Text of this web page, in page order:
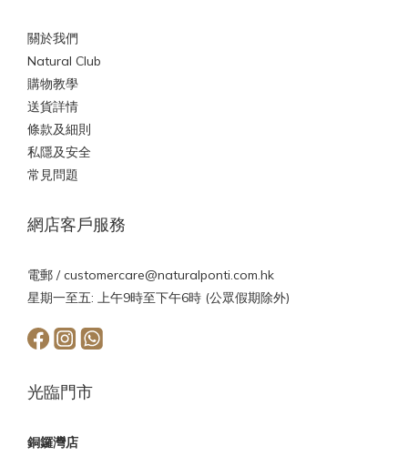
關於我們
Natural Club
購物教學
送貨詳情
條款及細則
私隱及安全
常見問題
網店客戶服務
電郵 /customercare@naturalponti.com.hk
星期一至五: 上午9時至下午6時 (公眾假期除外)
光臨門市
銅鑼灣店